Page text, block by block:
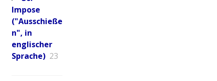
Impose
("Ausschieße
n", in
englischer
Sprache) 23